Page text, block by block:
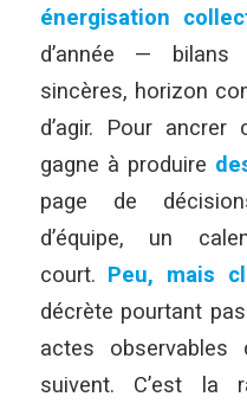
énergisation
d’année — bilans
sincères, horizon
d’agir. Pour
gagne à produire
page de
d’équipe, un
court. Peu, mais
décrète pourtant
actes
suivent. C’est la